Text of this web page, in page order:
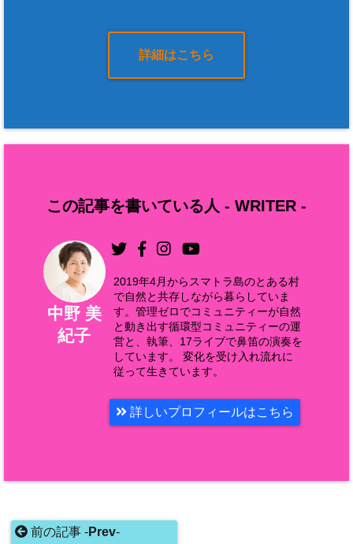
詳細はこちら
この記事を書いている人 - WRITER -
中野 美
紀子
2019年4月からスマトラ島のとある村
で自然と共存しながら暮らしていま
す。管理ゼロでコミュニティーが自然
と動き出す循環型コミュニティーの運
営と、執筆、17ライブで鼻笛の演奏を
しています。 変化を受け入れ流れに
従って生きています。
詳しいプロフィールはこちら
前の記事 -Prev-